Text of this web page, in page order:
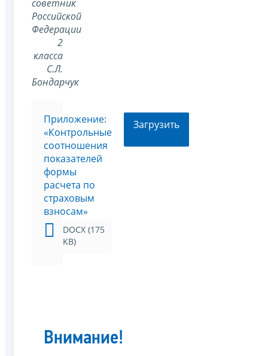
советник
Российской
Федерации
2
класса
С.Л.
Бондарчук
Приложение:
«Контрольные
соотношения
показателей
формы
расчета по
страховым
взносам»
DOCX (175
KB)
Загрузить
Внимание!